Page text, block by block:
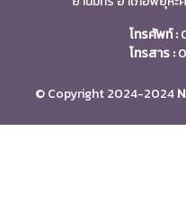
โทรศัพท์ :
โทรสาร :
© Copyright 2024-2024